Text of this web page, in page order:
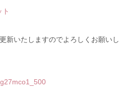
新いたしますのでよろしくお願いし